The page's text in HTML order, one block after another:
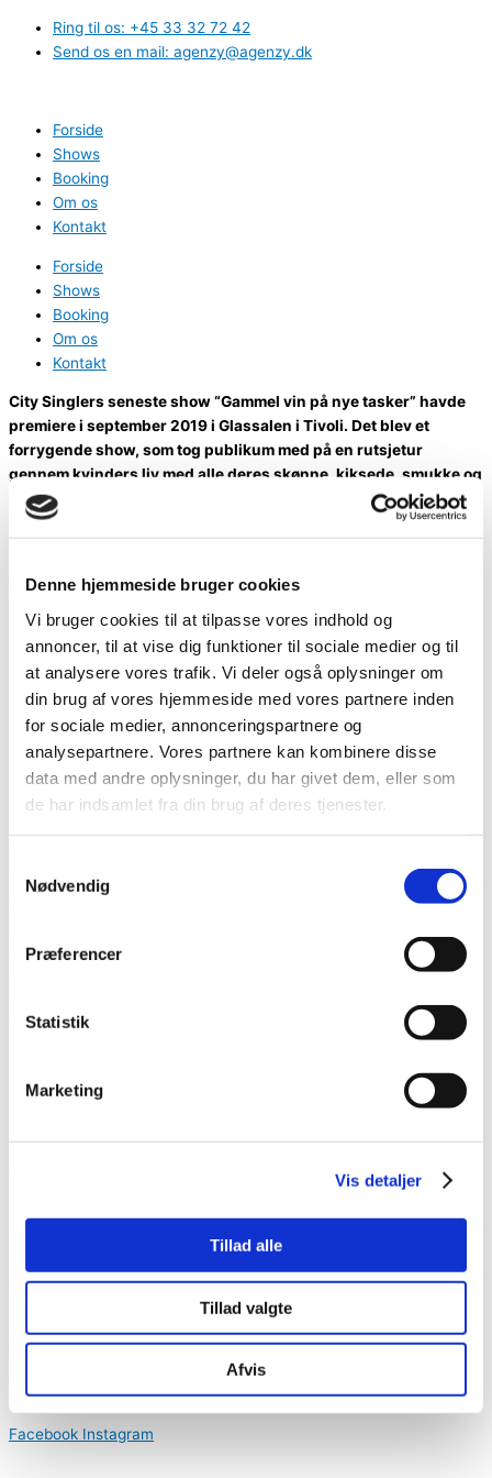
Denne hjemmeside bruger cookies
Vi bruger cookies til at tilpasse vores indhold og
annoncer, til at vise dig funktioner til sociale medier og til
at analysere vores trafik. Vi deler også oplysninger om
din brug af vores hjemmeside med vores partnere inden
for sociale medier, annonceringspartnere og
analysepartnere. Vores partnere kan kombinere disse
data med andre oplysninger, du har givet dem, eller som
de har indsamlet fra din brug af deres tjenester.
Nødvendig
Præferencer
Statistik
Marketing
Vis detaljer
Tillad alle
Tillad valgte
Afvis
indholdet
Ring til os: +45 33 32 72 42
Send os en mail: agenzy@agenzy.dk
Forside
Shows
Booking
Om os
Kontakt
Forside
Shows
Booking
Om os
Kontakt
City Singlers seneste show “Gammel vin på nye tasker” havde
premiere i september 2019 i Glassalen i Tivoli. Det blev et
forrygende show, som tog publikum med på en rutsjetur
gennem kvinders liv med alle deres skønne, kiksede, smukke og
uperfekte aspekter fortalt med lige dele kærlighed og selvironi.
Foto: Anja Ekstrøm Photography
Pressen skrev om det seneste show:
’Jeg synes deres komik er universel’ (BT),
’Som et show der får mennesker til at grine sammen,
fremtræder City Singler som en unik Østersøens perle’
(Scenekanten)
’Og vi to pct. mænd? Jo, vi kunne også grine med.’
Stiftstidende)
’Ironisk og lige på’(Frederiksborg Amts Avis)
Pressetekst
Plakat
Logo
Hold dig opdateret med informationer og kommende begivenheder
+45 33 32 72 42
Følg med på de sociale medier
Facebook Instagram